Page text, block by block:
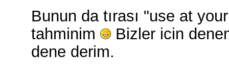
Bunun da tırası "use at
tahminim
Bizler icin
dene derim.